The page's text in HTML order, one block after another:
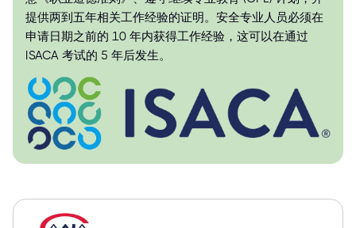
提供两到五年相关工作经验的证明。安全专业人员必须在
申请日期之前的 10 年内获得工作经验，这可以在通过
ISACA 考试的 5 年后发生。